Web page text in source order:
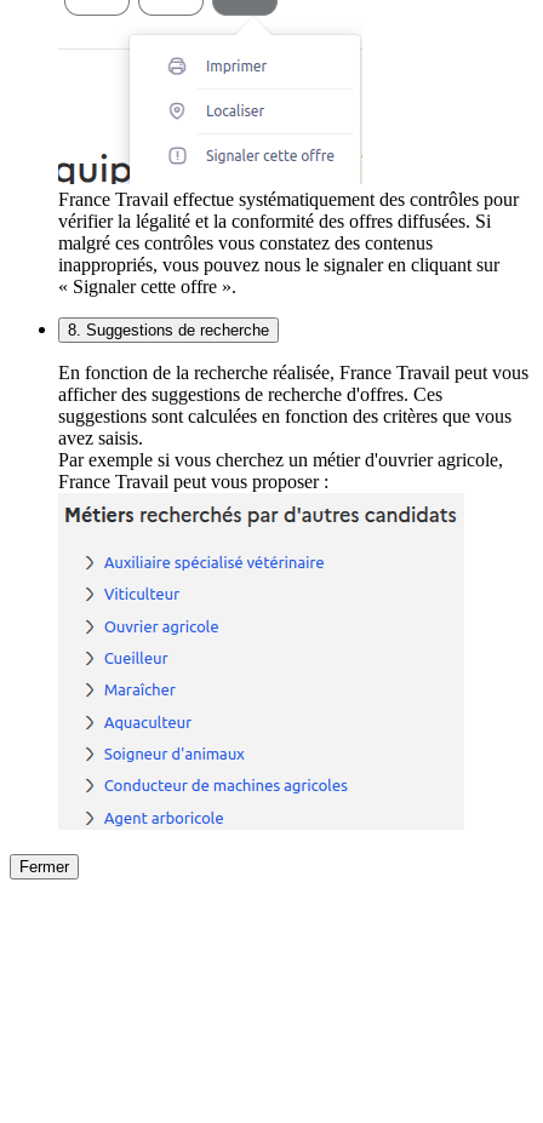
France Travail effectue systématiquement des contrôles pour
vérifier la légalité et la conformité des offres diffusées. Si
malgré ces contrôles vous constatez des contenus
inappropriés, vous pouvez nous le signaler en cliquant sur
« Signaler cette offre ».
8. Suggestions de recherche
En fonction de la recherche réalisée, France Travail peut vous
afficher des suggestions de recherche d'offres. Ces
suggestions sont calculées en fonction des critères que vous
avez saisis.
Par exemple si vous cherchez un métier d'ouvrier agricole,
France Travail peut vous proposer :
Fermer